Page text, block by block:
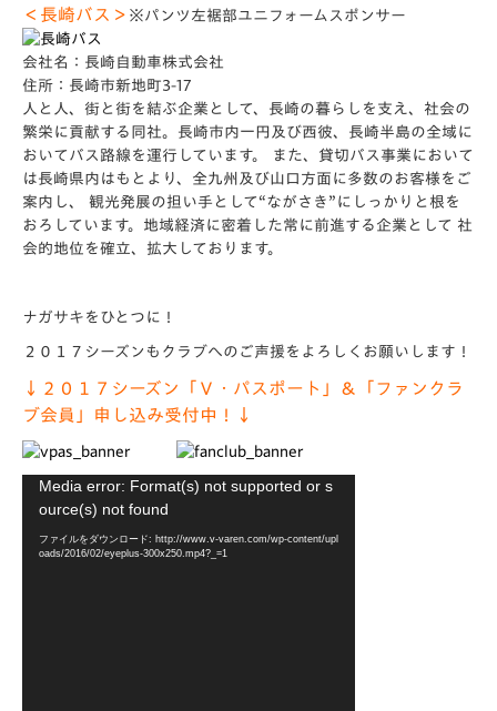
＜長崎バス＞ ※パンツ左裾部ユニフォームスポンサー
会社名：長崎自動車株式会社
住所：長崎市新地町3-17
人と人、街と街を結ぶ企業として、長崎の暮らしを支え、社会の
繁栄に貢献する同社。長崎市内一円及び西彼、長崎半島の全域に
おいてバス路線を運行しています。 また、貸切バス事業において
は長崎県内はもとより、全九州及び山口方面に多数のお客様をご
案内し、 観光発展の担い手として“ながさき”にしっかりと根を
おろしています。地域経済に密着した常に前進する企業として 社
会的地位を確立、拡大しております。
ナガサキをひとつに！
２０１７シーズンもクラブへのご声援をよろしくお願いします！
↓２０１７シーズン「Ｖ・パスポート」＆「ファンクラ
ブ会員」申し込み受付中！↓
Media error: Format(s) not supported or s
ource(s) not found
ファイルをダウンロード: http://www.v-varen.com/wp-content/upl
oads/2016/02/eyeplus-300x250.mp4?_=1